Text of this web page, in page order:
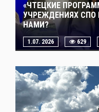
«ЧТЕЦКИЕ
УЧРЕЖДЕНИЯХ СПО
НАМИ?
1.07. 2026 629